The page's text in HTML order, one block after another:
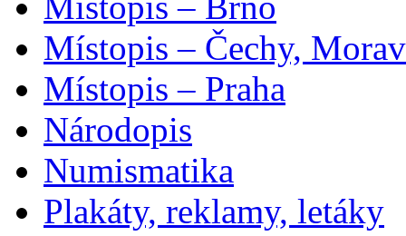
Místopis – Čechy,
Místopis – Praha
Národopis
Numismatika
Plakáty, reklamy, letáky